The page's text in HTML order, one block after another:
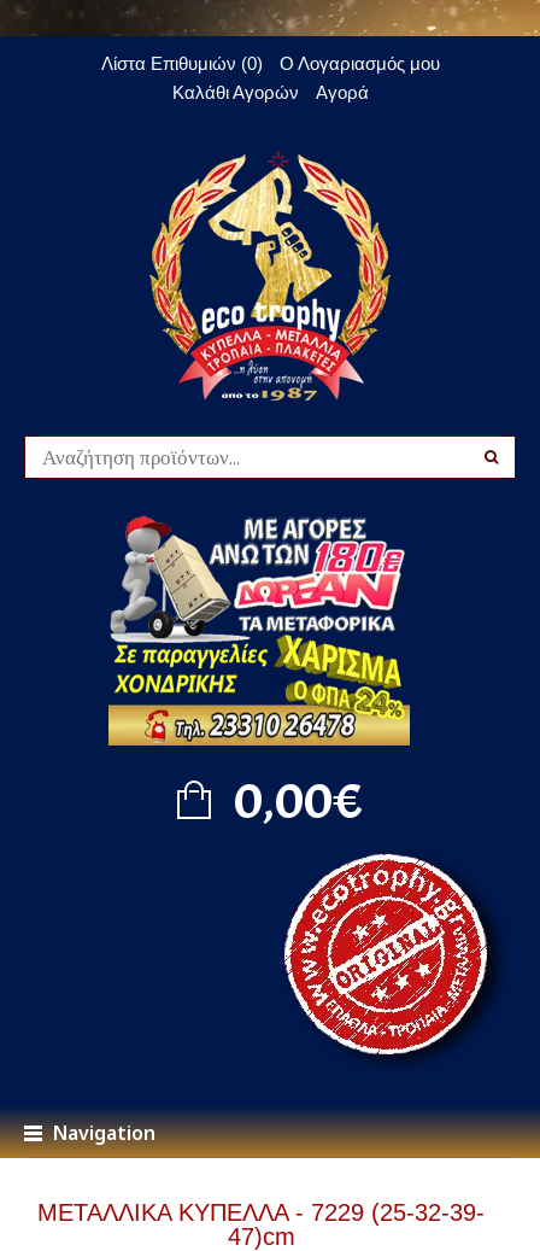
Λίστα Επιθυμιών (0)
Ο Λογαριασμός μου
Καλάθι Αγορών
Αγορά
0,00€
Navigation
ΜΕΤΑΛΛΙΚΑ ΚΥΠΕΛΛΑ - 7229 (25-32-39-
47)cm